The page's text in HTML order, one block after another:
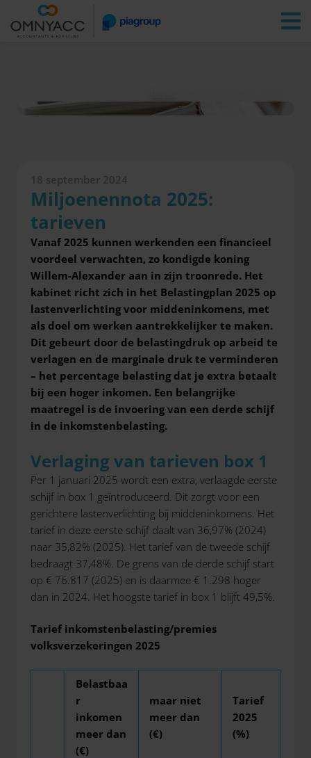
Vestigingen Zoeken
18 september 2024
Miljoenennota 2025:
tarieven
Vanaf 2025 kunnen werkenden een financieel
voordeel verwachten, zo kondigde koning
Willem-Alexander aan in zijn troonrede. Het
kabinet richt zich in het Belastingplan 2025 op
lastenverlichting voor middeninkomens, met
als doel om werken aantrekkelijker te maken.
Dit gebeurt door de belastingdruk op arbeid te
verlagen en de marginale druk te verminderen
– het percentage belasting dat je extra betaalt
bij een hoger inkomen. Een belangrijke
maatregel is de invoering van een derde schijf
in de inkomstenbelasting.
Verlaging van tarieven box 1
Per 1 januari 2025 wordt een extra, verlaagde eerste
schijf in box 1 geïntroduceerd. Dit zorgt voor een
gerichtere lastenverlichting bij middeninkomens. Het
tarief in deze eerste schijf daalt van 36,97% (2024)
naar 35,82% (2025). Het tarief van de tweede schijf
bedraagt 37,48%. De grens van de derde schijf start
op € 76.817 (2025) en is daarmee € 1.298 hoger
dan in 2024. Het hoogste tarief in box 1 blijft 49,5%.
Tarief inkomstenbelasting/premies
volksverzekeringen 2025
Belastbaa
r
inkomen
meer dan
(€)
maar niet
meer dan
(€)
Tarief
2025
(%)